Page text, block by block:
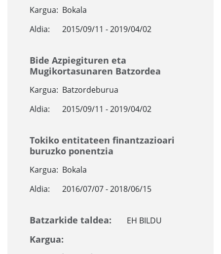
Kargua: Bokala
Aldia:
2015/09/11 - 2019/04/02
Bide Azpiegituren eta
Mugikortasunaren Batzordea
Kargua: Batzordeburua
Aldia:
2015/09/11 - 2019/04/02
Tokiko entitateen finantzazioari
buruzko ponentzia
Kargua: Bokala
Aldia:
2016/07/07 - 2018/06/15
Batzarkide taldea: EH BILDU
Kargua: